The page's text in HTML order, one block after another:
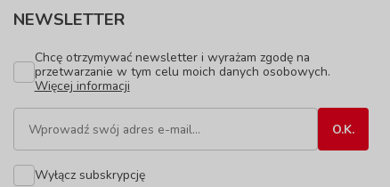
NEWSLETTER
Chcę otrzymywać newsletter i wyrażam zgodę na
przetwarzanie w tym celu moich danych osobowych.
Więcej informacji
Wyłącz subskrypcję